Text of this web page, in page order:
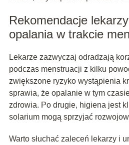
Rekomendacje
opalania w trakcie
Lekarze zazwyczaj odradzają
podczas menstruacji z kilku
zwiększone ryzyko wystąpienia
sprawia, że opalanie w tym
zdrowia. Po drugie, higiena jest
solarium mogą sprzyjać
Warto słuchać zaleceń lekarzy i